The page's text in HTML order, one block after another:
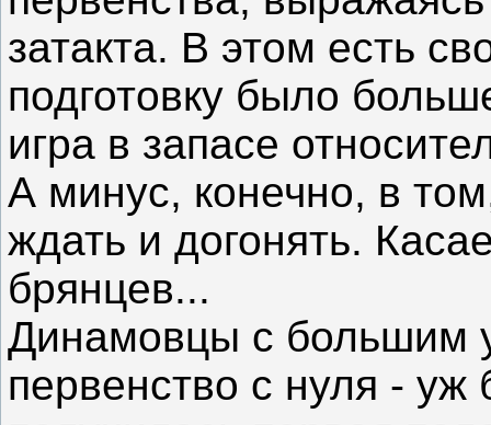
затакта. В этом есть
подготовку было
игра в запасе
А минус, конечно, в
ждать и догонять.
брянцев...
Динамовцы с большим
первенство с нуля - уж